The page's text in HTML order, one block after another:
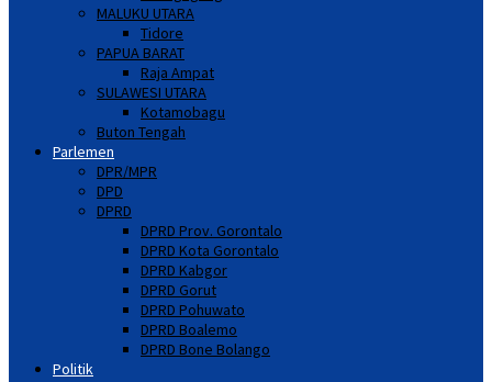
MALUKU UTARA
Tidore
PAPUA BARAT
Raja Ampat
SULAWESI UTARA
Kotamobagu
Buton Tengah
Parlemen
DPR/MPR
DPD
DPRD
DPRD Prov. Gorontalo
DPRD Kota Gorontalo
DPRD Kabgor
DPRD Gorut
DPRD Pohuwato
DPRD Boalemo
DPRD Bone Bolango
Politik